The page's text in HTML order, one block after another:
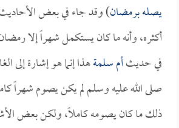
يصله برمضان) وقد جاء في بعض
أكثره، وأنه ما كان يستكمل شهراً إلا
في حديثأم سلمةهذا إنما هو إشارة إلى
صلى الله عليه وسلم لم يكن يصوم شهراً
ذلك ما كان يصومه كاملاً، ولكن بعض